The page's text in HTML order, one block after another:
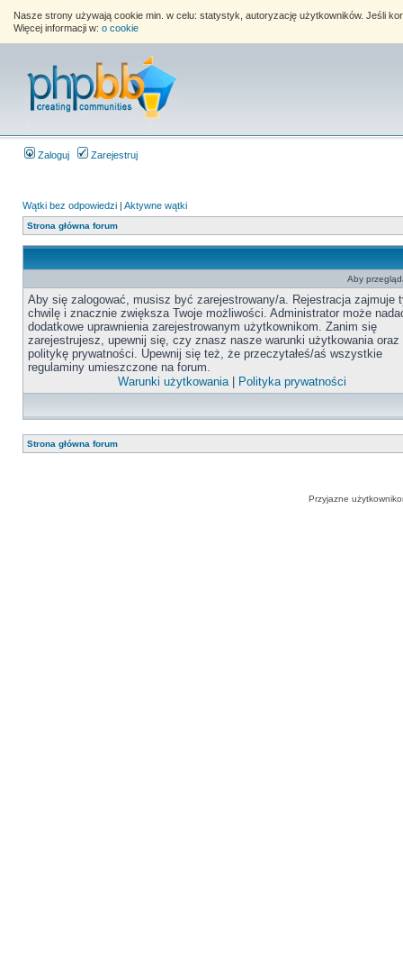
Nasze strony używają cookie min. w celu: statystyk, autoryzację użytkowników. Jeśli
Więcej informacji w: o cookie
Zaloguj Zarejestruj
Wątki bez odpowiedzi | Aktywne wątki
Strona główna forum
Aby
Aby się zalogować, musisz być zarejestrowany/a. Rejestracja zajmuje
chwilę i znacznie zwiększa Twoje możliwości. Administrator może
dodatkowe uprawnienia zarejestrowanym użytkownikom. Zanim się
zarejestrujesz, upewnij się, czy znasz nasze warunki użytkowania oraz
politykę prywatności. Upewnij się też, że przeczytałeś/aś wszystkie
regulaminy umieszczone na forum.
Warunki użytkowania| Polityka prywatności
Strona główna forum
Przyjazne